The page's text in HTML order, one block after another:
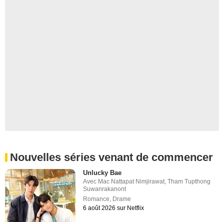
Nouvelles séries venant de commencer
Unlucky Bae
Avec Mac Nattapat Nimjirawat ,Tham Tupthong
Suwanrakanont
Romance Drame
6 août 2026 sur Netflix